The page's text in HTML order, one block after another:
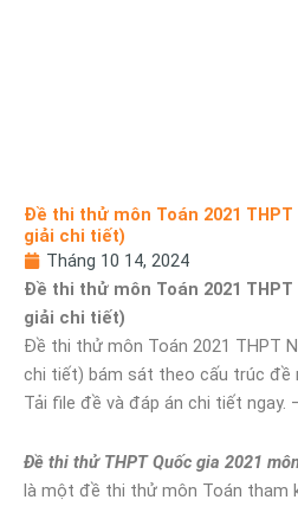
Đề thi thử môn Toán 2021
giải chi tiết)
Tháng 10 14, 2024
Đề thi thử môn Toán 2021
giải chi tiết)
Đề thi thử môn Toán 2021 THPT
chi tiết) bám sát theo cấu trúc đề
Tải file đề và đáp án chi tiết ngay.
Đề thi thử THPT Quốc gia 2021
là một đề thi thử môn Toán tham